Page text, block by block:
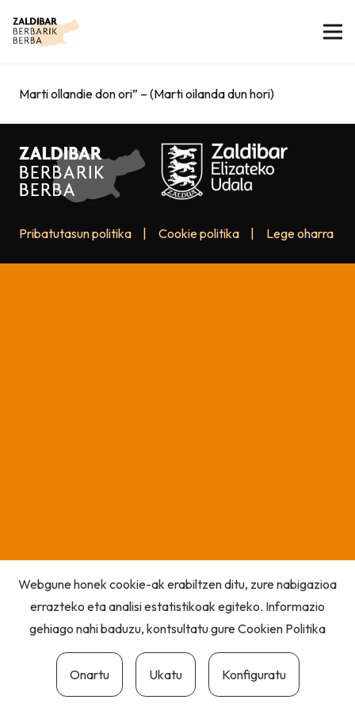
Marti ollandie don ori” – (Marti oilanda dun hori)
Pribatutasun politika Cookie politika Lege oharra
Webgune honek cookie-ak erabiltzen ditu, zure nabigazioa
errazteko eta analisi estatistikoak egiteko. Informazio
gehiago nahi baduzu, kontsultatu gureCookien Politika
Onartu Ukatu Konfiguratu